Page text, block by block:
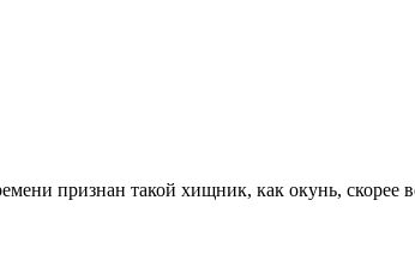
признан такой хищник, как окунь, скорее